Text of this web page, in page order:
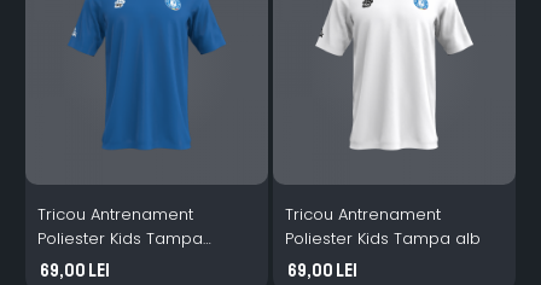
Tricou Antrenament
Poliester Kids Tampa
albastru
69,00 Lei
Tricou Antrenament
Poliester Kids Tampa alb
69,00 Lei